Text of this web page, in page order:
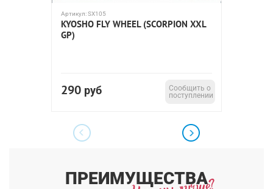
Артикул:SX105
KYOSHO FLY WHEEL (SCORPION XXL
GP)
290 руб
Сообщить о
поступлении
ПРЕИМУЩЕСТВА